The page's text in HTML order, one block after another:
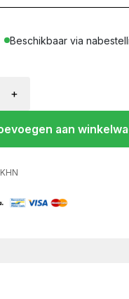
Beschikbaar via
+
aan